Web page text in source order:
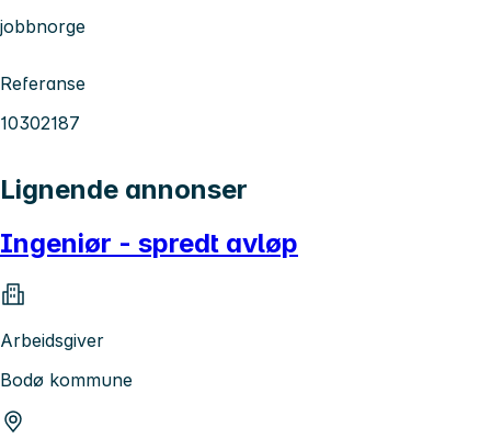
jobbnorge
Referanse
10302187
Lignende annonser
Ingeniør - spredt avløp
Arbeidsgiver
Bodø kommune